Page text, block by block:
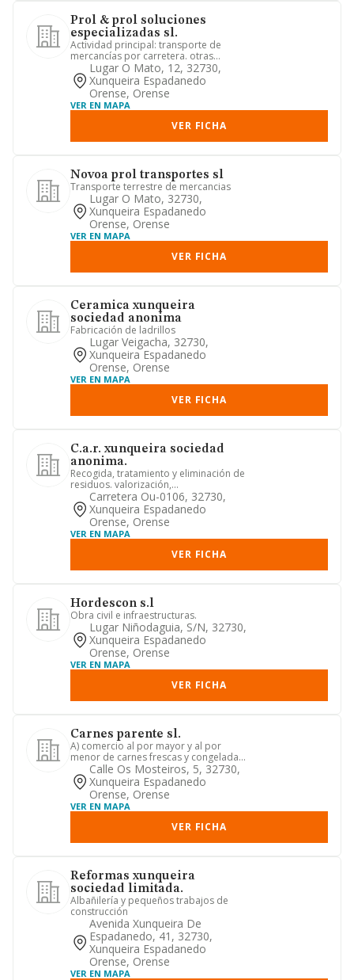
Prol & prol soluciones
especializadas sl.
Actividad principal: transporte de
mercancías por carretera. otras
actividades: comercio al por may...
Lugar O Mato, 12, 32730,
Xunqueira Espadanedo
Orense, Orense
VER EN MAPA
VER FICHA
Novoa prol transportes sl
Transporte terrestre de mercancias
Lugar O Mato, 32730,
Xunqueira Espadanedo
Orense, Orense
VER EN MAPA
VER FICHA
Ceramica xunqueira
sociedad anonima
Fabricación de ladrillos
Lugar Veigacha, 32730,
Xunqueira Espadanedo
Orense, Orense
VER EN MAPA
VER FICHA
C.a.r. xunqueira sociedad
anonima.
Recogida, tratamiento y eliminación de
residuos. valorización,
comercialización y venta de todo tip...
Carretera Ou-0106, 32730,
Xunqueira Espadanedo
Orense, Orense
VER EN MAPA
VER FICHA
Hordescon s.l
Obra civil e infraestructuras.
Lugar Niñodaguia, S/n, 32730,
Xunqueira Espadanedo
Orense, Orense
VER EN MAPA
VER FICHA
Carnes parente sl.
A) comercio al por mayor y al por
menor de carnes frescas y congeladas,
despojos, productos procede...
Calle Os Mosteiros, 5, 32730,
Xunqueira Espadanedo
Orense, Orense
VER EN MAPA
VER FICHA
Reformas xunqueira
sociedad limitada.
Albañilería y pequeños trabajos de
construcción
Avenida Xunqueira De
Espadanedo, 41, 32730,
Xunqueira Espadanedo
Orense, Orense
VER EN MAPA